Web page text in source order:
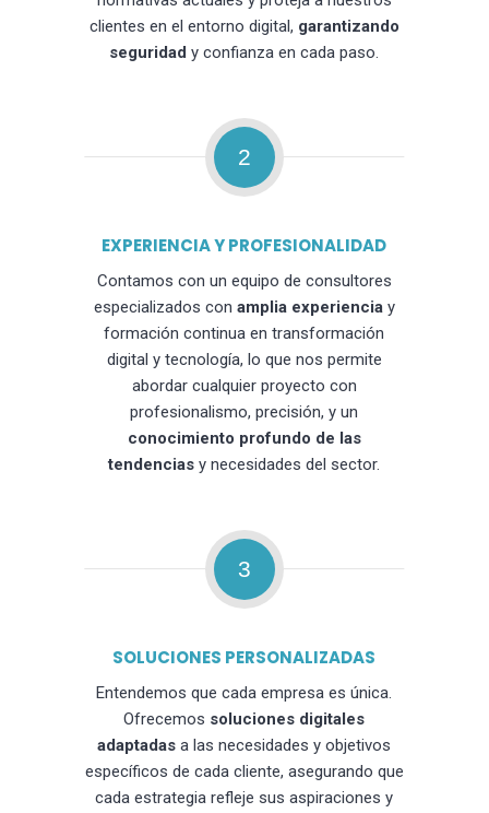
clientes en el entorno digital, garantizando
seguridad y confianza en cada paso.
2
EXPERIENCIA Y PROFESIONALIDAD
Contamos con un equipo de consultores
especializados con amplia experienciay
formación continua en transformación
digital y tecnología, lo que nos permite
abordar cualquier proyecto con
profesionalismo, precisión, y un
conocimiento profundo de las
tendencias y necesidades del sector.
3
SOLUCIONES PERSONALIZADAS
Entendemos que cada empresa es única.
Ofrecemos soluciones digitales
adaptadas a las necesidades y objetivos
específicos de cada cliente, asegurando que
cada estrategia refleje sus aspiraciones y